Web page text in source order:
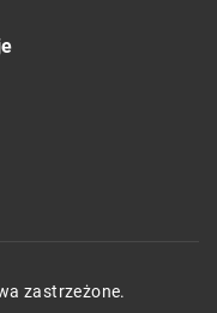
zastrzeżone.